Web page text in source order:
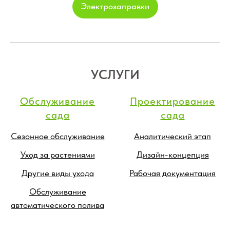
Электрозаправки
УСЛУГИ
Обслуживание
сада
Сезонное обслуживание
Уход за растениями
Другие виды ухода
Обслуживание
автоматического полива
Проектирование
сада
Аналитический этап
Дизайн-концепция
Рабочая документация